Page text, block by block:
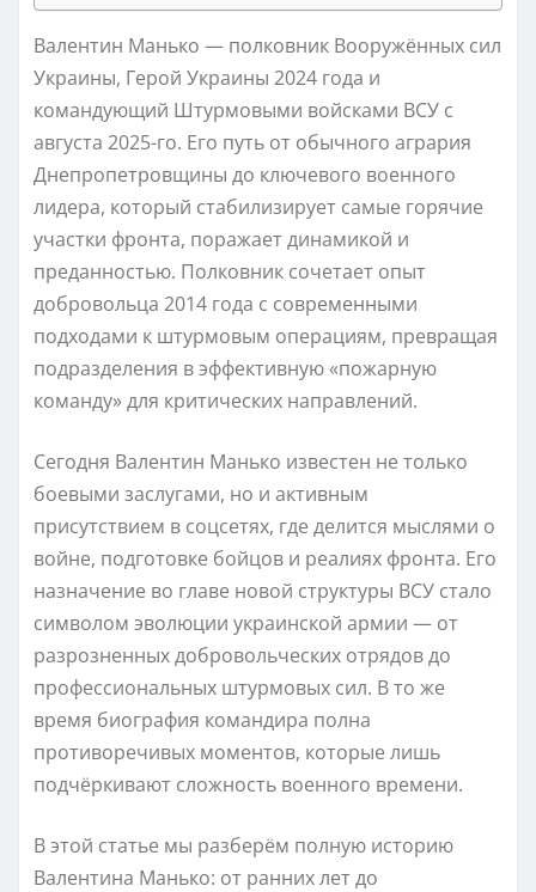
Валентин Манько — полковник Вооружённых сил
Украины, Герой Украины 2024 года и
командующий Штурмовыми войсками ВСУ с
августа 2025-го. Его путь от обычного агрария
Днепропетровщины до ключевого военного
лидера, который стабилизирует самые горячие
участки фронта, поражает динамикой и
преданностью. Полковник сочетает опыт
добровольца 2014 года с современными
подходами к штурмовым операциям, превращая
подразделения в эффективную «пожарную
команду» для критических направлений.
Сегодня Валентин Манько известен не только
боевыми заслугами, но и активным
присутствием в соцсетях, где делится мыслями о
войне, подготовке бойцов и реалиях фронта. Его
назначение во главе новой структуры ВСУ стало
символом эволюции украинской армии — от
разрозненных добровольческих отрядов до
профессиональных штурмовых сил. В то же
время биография командира полна
противоречивых моментов, которые лишь
подчёркивают сложность военного времени.
В этой статье мы разберём полную историю
Валентина Манько: от ранних лет до